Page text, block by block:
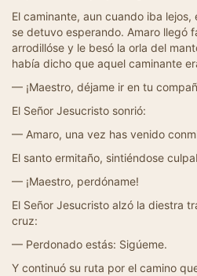
El caminante, aun cuando iba
se detuvo esperando. Amaro llegó
arrodillóse y le besó la orla del
había dicho que aquel caminante
— ¡Maestro, déjame ir en tu
El Señor Jesucristo sonrió:
— Amaro, una vez has venido
El santo ermitaño, sintiéndose
— ¡Maestro, perdóname!
El Señor Jesucristo alzó la diestra
cruz:
— Perdonado estás: Sigúeme.
Y continuó su ruta por el camino